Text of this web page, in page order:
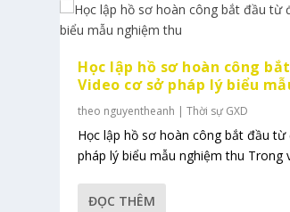
Học lập hồ sơ hoàn công
Video cơ sở pháp lý biểu
theo nguyentheanh |Thời sự GXD
Học lập hồ sơ hoàn công bắt đầu
pháp lý biểu mẫu nghiệm thu Trong
ĐỌC THÊM